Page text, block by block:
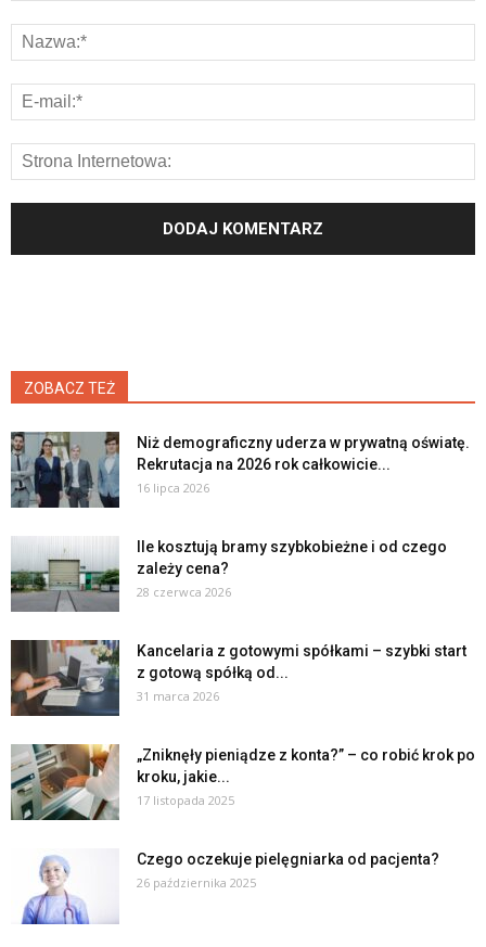
ZOBACZ TEŻ
Niż demograficzny uderza w prywatną oświatę.
Rekrutacja na 2026 rok całkowicie...
16 lipca 2026
Ile kosztują bramy szybkobieżne i od czego
zależy cena?
28 czerwca 2026
Kancelaria z gotowymi spółkami – szybki start
z gotową spółką od...
31 marca 2026
„Zniknęły pieniądze z konta?” – co robić krok po
kroku, jakie...
17 listopada 2025
Czego oczekuje pielęgniarka od pacjenta?
26 października 2025